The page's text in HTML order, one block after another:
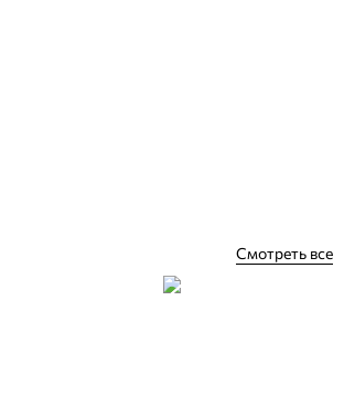
Смотреть все